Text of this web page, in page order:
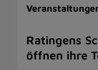
Ratingens
öffnen ihre